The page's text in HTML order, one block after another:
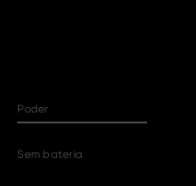
Poder
Sem bateria